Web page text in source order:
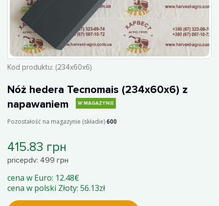
Kod produktu: (234х60х6)
Nóż hedera Tecnomais (234x60x6) z
napawaniem
W MAGAZYNIE
Pozostałość na magazynie (składie)600
415.83 грн
pricepdv: 499 грн
cena w Euro: 12.48€
cena w polski Złoty: 56.13zł